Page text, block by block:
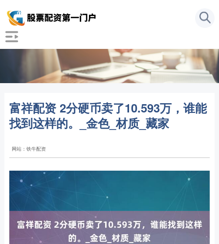
富祥配资 2分硬币卖了10.593万，谁能
找到这样的。_金色_材质_藏家
网站：铁牛配资